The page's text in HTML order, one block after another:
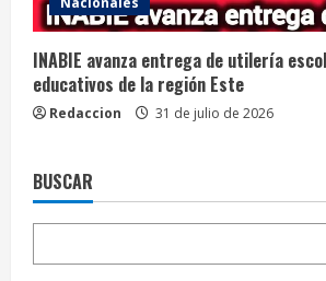
INABIE avanza entrega de utilería
educativos de la región Este
Redaccion 31 de julio de 2026
BUSCAR